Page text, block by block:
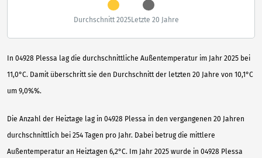
In 04928 Plessa lag die durchschnittliche Außentemperatur im Jahr 2025 bei
11,0°C. Damit überschritt sie den Durchschnitt der letzten 20 Jahre von 10,1°C
um 9,0%%.
Die Anzahl der Heiztage lag in 04928 Plessa in den vergangenen 20 Jahren
durchschnittlich bei 254 Tagen pro Jahr. Dabei betrug die mittlere
Außentemperatur an Heiztagen 6,2°C. Im Jahr 2025 wurde in 04928 Plessa
Durchschnitt 2025Letzte 20 Jahre